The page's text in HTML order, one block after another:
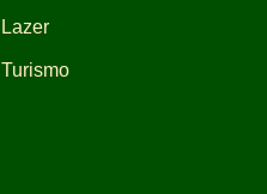
Lazer
Turismo